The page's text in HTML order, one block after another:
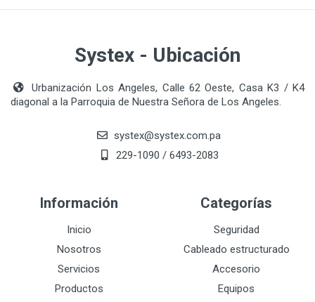
Systex - Ubicación
Urbanización Los Angeles, Calle 62 Oeste, Casa K3 / K4
diagonal a la Parroquia de Nuestra Señora de Los Angeles.
systex@systex.com.pa
229-1090 / 6493-2083
Información
Inicio
Nosotros
Servicios
Productos
Categorías
Seguridad
Cableado estructurado
Accesorio
Equipos